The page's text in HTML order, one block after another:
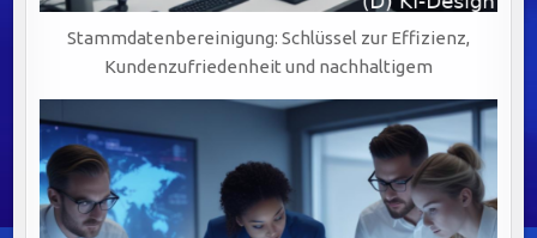
Stammdatenbereinigung: Schlüssel zur Effizienz,
Kundenzufriedenheit und nachhaltigem